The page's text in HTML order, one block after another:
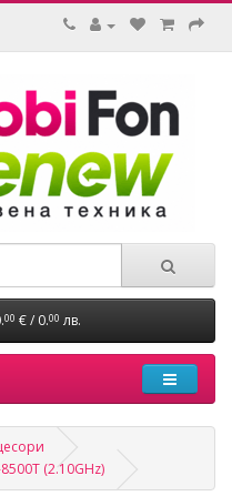
00 € / 0.00 лв.
(2.10GHz)